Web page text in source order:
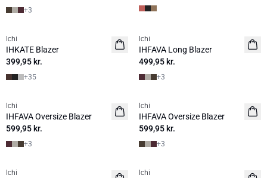
+3
Ichi
IHKATE Blazer
399,95 kr.
+35
NYHED
Ichi
IHFAVA Long Blazer
499,95 kr.
+3
NYHED
Ichi
IHFAVA Oversize Blazer
599,95 kr.
+3
NYHED
Ichi
IHFAVA Oversize Blazer
599,95 kr.
+3
Ichi Ichi